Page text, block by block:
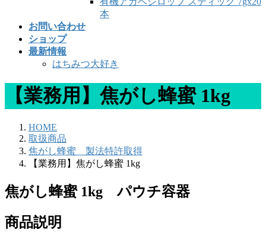
本
お問い合わせ
ショップ
最新情報
はちみつ大好き
【業務用】焦がし蜂蜜 1kg
HOME
取扱商品
焦がし蜂蜜 製法特許取得
【業務用】焦がし蜂蜜 1kg
焦がし蜂蜜 1kgパウチ容器
商品説明